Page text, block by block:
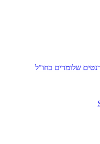
שלומדים בחו"ל